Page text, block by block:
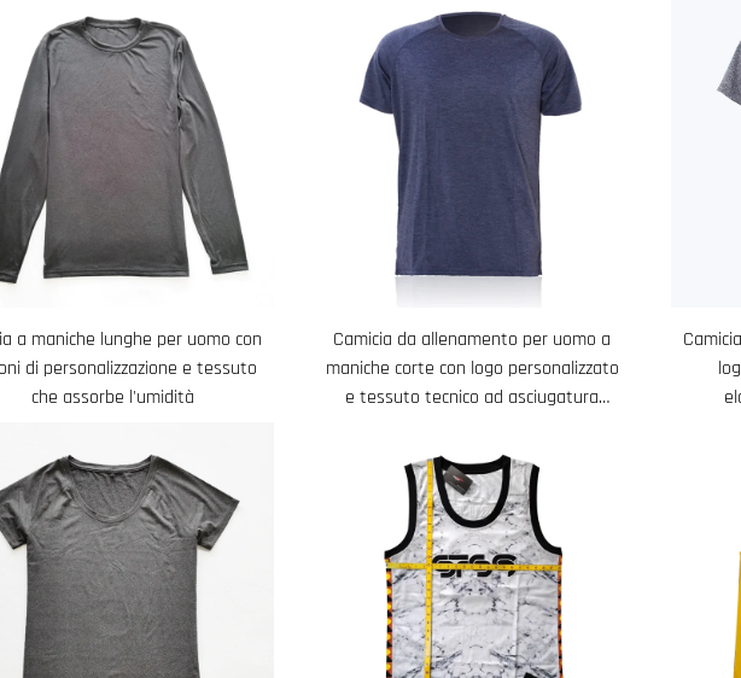
a maniche lunghe per uomo con
di personalizzazione e tessuto
che assorbe l'umidità
Camicia da allenamento per uomo a
maniche corte con logo personalizzato
e tessuto tecnico ad asciugatura